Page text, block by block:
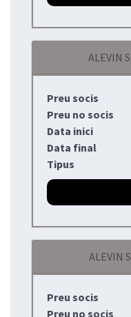
ALEVIN
Preu socis
Preu no socis
Data inici
Data final
Tipus
ALEVIN
Preu socis
Preu no socis